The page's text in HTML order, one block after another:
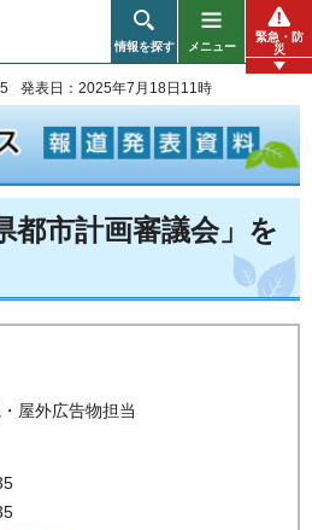
情報を探す メニュー
緊急・防
災
発表日：2025年7月18日11時
都市計画審議会」を
屋外広告物担当